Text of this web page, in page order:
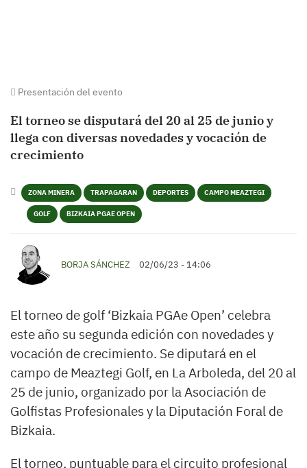
Presentación del evento
El torneo se disputará del 20 al 25 de junio y
llega con diversas novedades y vocación de
crecimiento
ZONA MINERA TRAPAGARAN DEPORTES CAMPO MEAZTEGI
GOLF BIZKAIA PGAE OPEN
BORJA SÁNCHEZ 02/06/23 - 14:06
El torneo de golf ‘Bizkaia PGAe Open’ celebra
este año su segunda edición con novedades y
vocación de crecimiento. Se diputará en el
campo de Meaztegi Golf, en La Arboleda, del 20 al
25 de junio, organizado por la Asociación de
Golfistas Profesionales y la Diputación Foral de
Bizkaia.
El torneo, puntuable para el circuito profesional